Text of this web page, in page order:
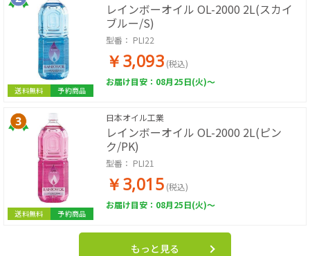
送料無料 予約商品
レインボーオイル OL-2000 2L(スカイ
ブルー/S)
型番： PLI22
￥3,093 (税込)
お届け目安：08月25日(火)～
送料無料 予約商品
日本オイル工業
レインボーオイル OL-2000 2L(ピン
ク/PK)
型番： PLI21
￥3,015 (税込)
お届け目安：08月25日(火)～
もっと見る